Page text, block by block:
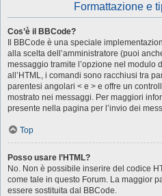
Formattazione e
Cos’è il BBCode?
Il BBCode è una speciale
alla scelta dell’amministratore (puoi
messaggio tramite l’opzione nel modulo
all’HTML, i comandi sono racchiusi tra
parentesi angolari < e > e offre un
mostrato nei messaggi. Per maggiori
presente nella pagina per l’invio dei
Top
Posso usare l’HTML?
No. Non è possibile inserire del codice
come tale in questo Forum. La maggior
essere sostituita dal BBCode.